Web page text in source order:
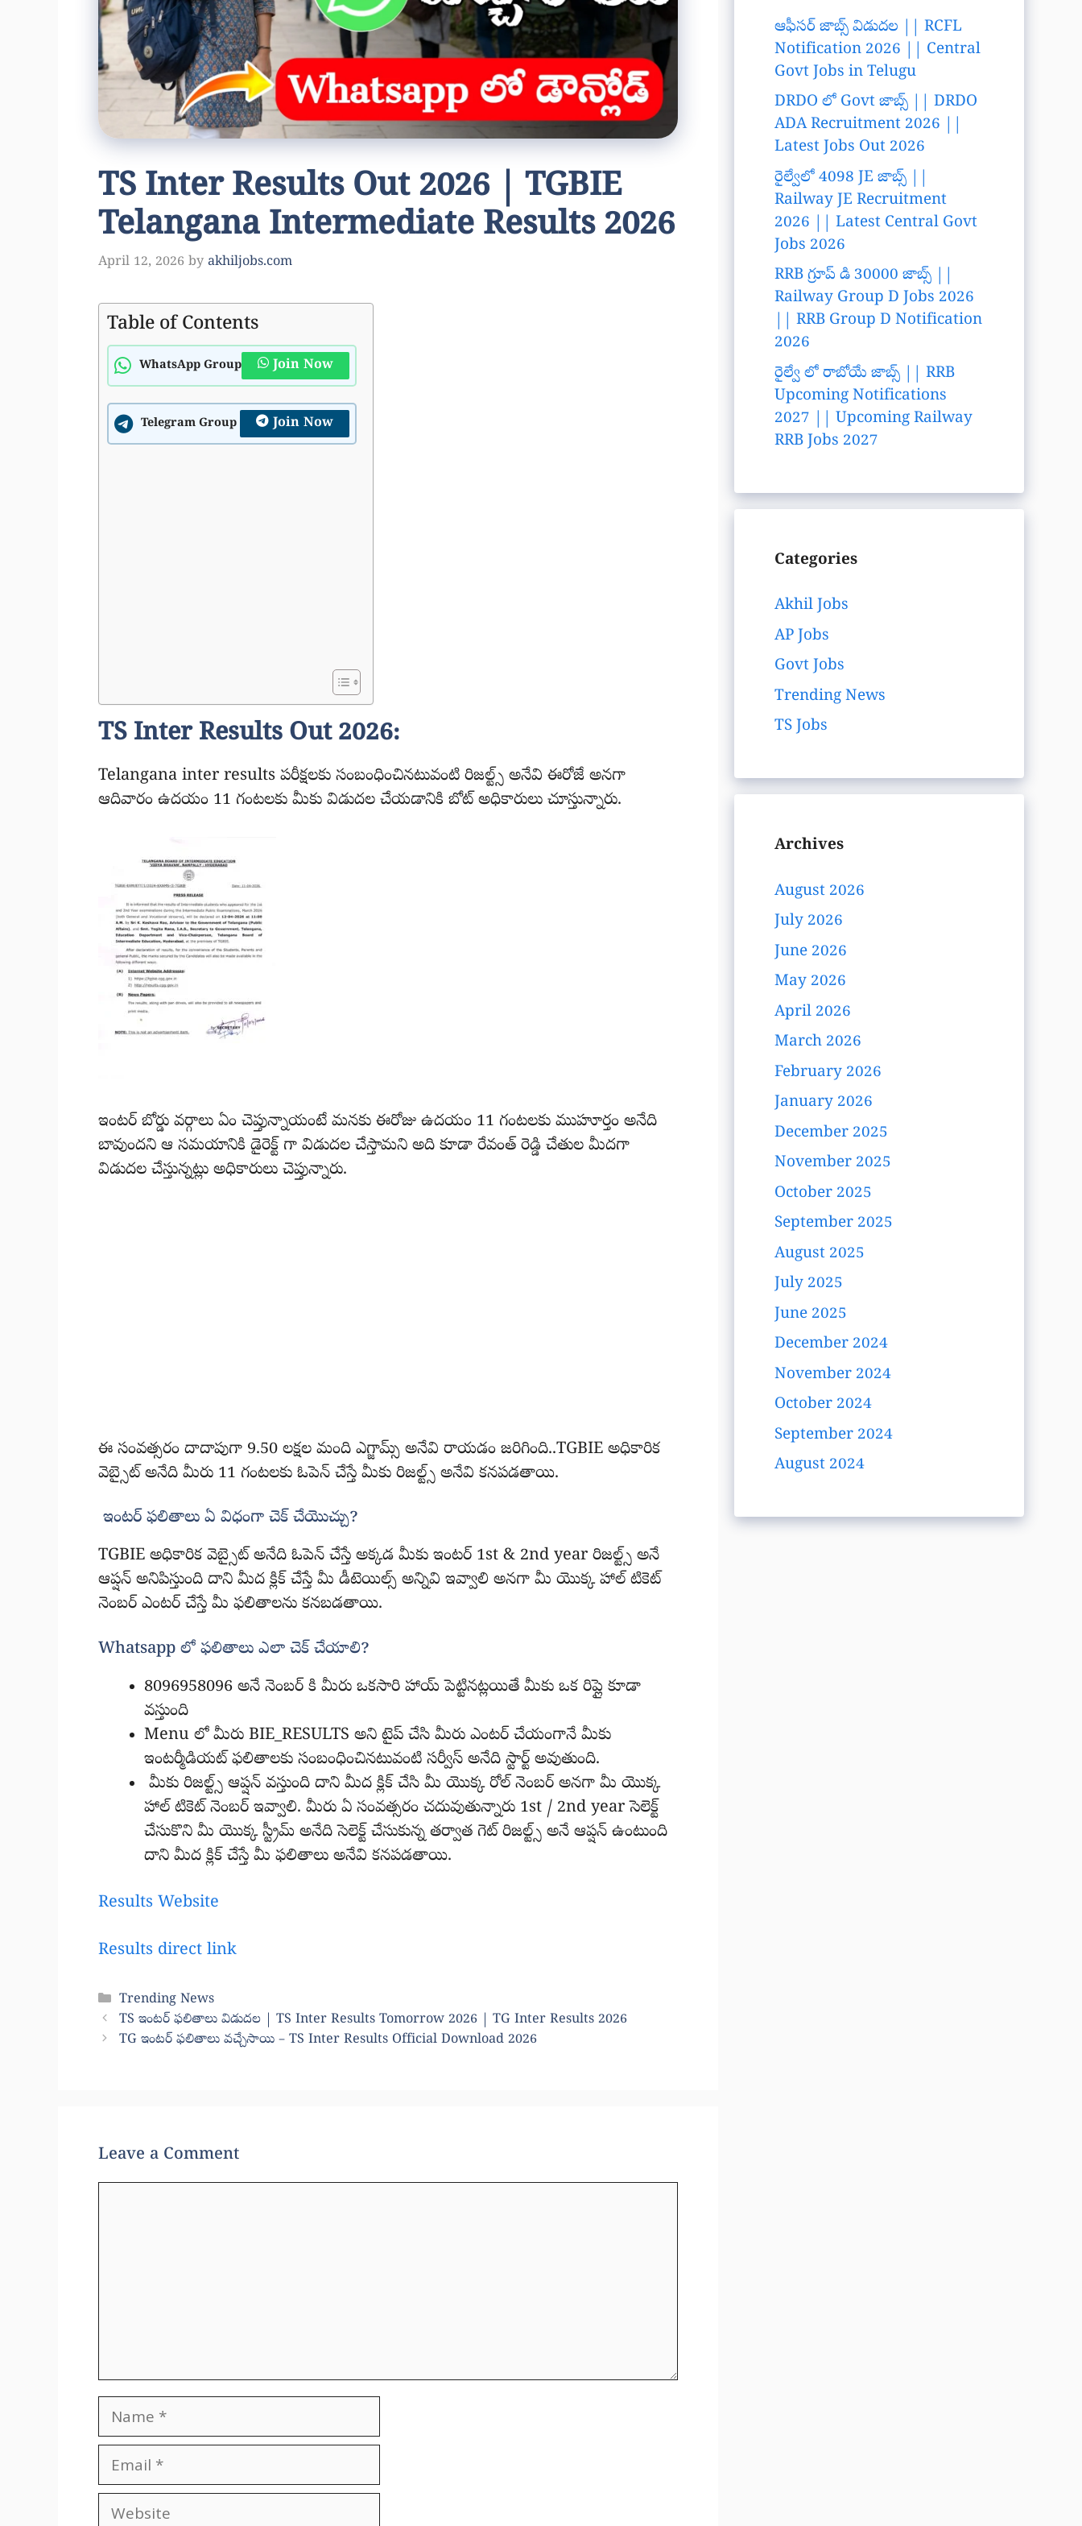
TS Inter Results Out 2026 | TGBIE
Telangana Intermediate Results 2026
April 12, 2026 by akhiljobs.com
Table of Contents
WhatsApp Group Join Now
Telegram Group Join Now
TS Inter Results Out 2026:
Telangana inter results పరీక్షలకు సంబంధించినటువంటి రిజల్ట్స్ అనేవి ఈరోజే అనగా
ఆదివారం ఉదయం 11 గంటలకు మీకు విడుదల చేయడానికి బోట్ అధికారులు చూస్తున్నారు.
ఇంటర్ బోర్డు వర్గాలు ఏం చెప్తున్నాయంటే మనకు ఈరోజు ఉదయం 11 గంటలకు ముహూర్తం అనేది
బావుందని ఆ సమయానికి డైరెక్ట్ గా విడుదల చేస్తామని అది కూడా రేవంత్ రెడ్డి చేతుల మీదగా
విడుదల చేస్తున్నట్లు అధికారులు చెప్తున్నారు.
ఈ సంవత్సరం దాదాపుగా 9.50 లక్షల మంది ఎగ్జామ్స్ అనేవి రాయడం జరిగింది..TGBIE అధికారిక
వెబ్సైట్ అనేది మీరు 11 గంటలకు ఓపెన్ చేస్తే మీకు రిజల్ట్స్ అనేవి కనపడతాయి.
ఇంటర్ ఫలితాలు ఏ విధంగా చెక్ చేయొచ్చు?
TGBIE అధికారిక వెబ్సైట్ అనేది ఓపెన్ చేస్తే అక్కడ మీకు ఇంటర్ 1st & 2nd year రిజల్ట్స్ అనే
ఆప్షన్ అనిపిస్తుంది దాని మీద క్లిక్ చేస్తే మీ డీటెయిల్స్ అన్నివి ఇవ్వాలి అనగా మీ యొక్క హాల్ టికెట్
నెంబర్ ఎంటర్ చేస్తే మీ ఫలితాలను కనబడతాయి.
Whatsapp లో ఫలితాలు ఎలా చెక్ చేయాలి?
8096958096 అనే నెంబర్ కి మీరు ఒకసారి హాయ్ పెట్టినట్లయితే మీకు ఒక రిప్లై కూడా
వస్తుంది
Menu లో మీరు BIE_RESULTS అని టైప్ చేసి మీరు ఎంటర్ చేయంగానే మీకు
ఇంటర్మీడియట్ ఫలితాలకు సంబంధించినటువంటి సర్వీస్ అనేది స్టార్ట్ అవుతుంది.
మీకు రిజల్ట్స్ ఆప్షన్ వస్తుంది దాని మీద క్లిక్ చేసి మీ యొక్క రోల్ నెంబర్ అనగా మీ యొక్క
హాల్ టికెట్ నెంబర్ ఇవ్వాలి. మీరు ఏ సంవత్సరం చదువుతున్నారు 1st / 2nd year సెలెక్ట్
చేసుకొని మీ యొక్క స్ట్రీమ్ అనేది సెలెక్ట్ చేసుకున్న తర్వాత గెట్ రిజల్ట్స్ అనే ఆప్షన్ ఉంటుంది
దాని మీద క్లిక్ చేస్తే మీ ఫలితాలు అనేవి కనపడతాయి.
Results Website
Results direct link
Categories
Trending News
TS ఇంటర్ ఫలితాలు విడుదల | TS Inter Results Tomorrow 2026 | TG Inter Results 2026
TG ఇంటర్ ఫలితాలు వచ్చేసాయి – TS Inter Results Official Download 2026
Leave a Comment
Name
Email
Website
ఆఫీసర్ జాబ్స్ విడుదల || RCFL
Notification 2026 || Central
Govt Jobs in Telugu
DRDO లో Govt జాబ్స్ || DRDO
ADA Recruitment 2026 ||
Latest Jobs Out 2026
రైల్వేలో 4098 JE జాబ్స్ ||
Railway JE Recruitment
2026 || Latest Central Govt
Jobs 2026
RRB గ్రూప్ డి 30000 జాబ్స్ ||
Railway Group D Jobs 2026
|| RRB Group D Notification
2026
రైల్వే లో రాబోయే జాబ్స్ || RRB
Upcoming Notifications
2027 || Upcoming Railway
RRB Jobs 2027
Categories
Akhil Jobs
AP Jobs
Govt Jobs
Trending News
TS Jobs
Archives
August 2026
July 2026
June 2026
May 2026
April 2026
March 2026
February 2026
January 2026
December 2025
November 2025
October 2025
September 2025
August 2025
July 2025
June 2025
December 2024
November 2024
October 2024
September 2024
August 2024